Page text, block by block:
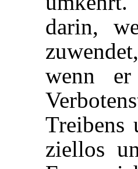
darin,
wenn
Treibens
ziellos